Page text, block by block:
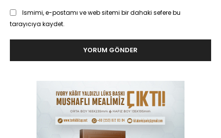
Ismimi, e-postamı ve web sitemi bir dahaki sefere bu
tarayıcıya kaydet.